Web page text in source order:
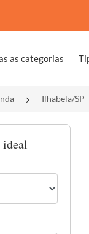
as categorias
Ilhabela/SP